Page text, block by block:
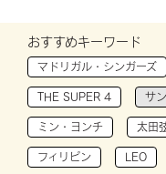
おすすめキーワード
マドリガル・シンガーズ
THE SUPER 4 サ
ミン・ヨンチ 太田
フィリピン LEO